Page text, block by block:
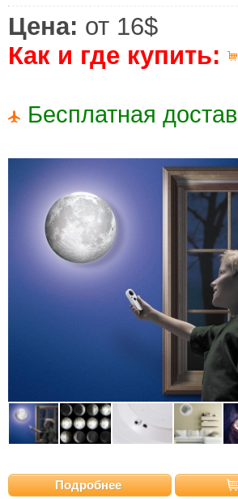
Цена: от 16$
Как и где купить:
Бесплатная
Подробнее